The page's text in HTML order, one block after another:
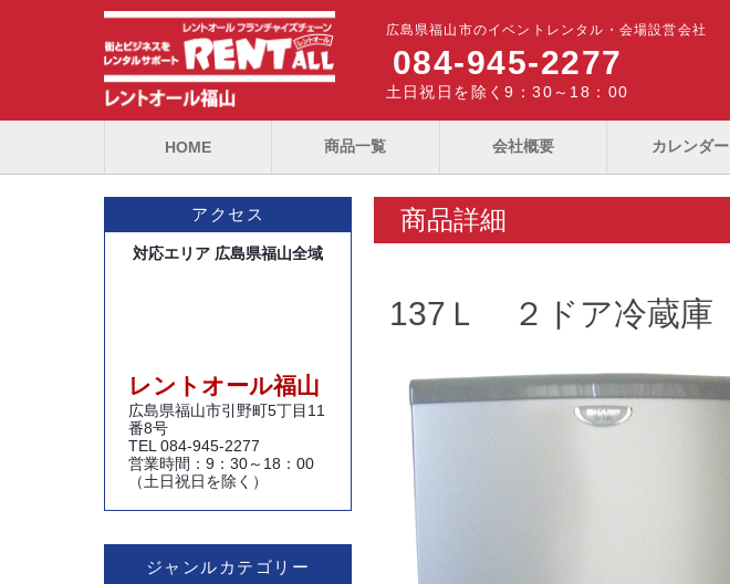
広島県福山市のイベントレンタル・会場設営会社
084-945-2277
土日祝日を除く9：30～18：00
HOME 商品一覧 会社概要 カレンダー
アクセス
対応エリア 広島県福山全域
レントオール福山
広島県福山市引野町5丁目11
番8号
TEL 084-945-2277
営業時間：9：30～18：00
（土日祝日を除く）
ジャンルカテゴリー
商品詳細
137Ｌ ２ドア冷蔵庫